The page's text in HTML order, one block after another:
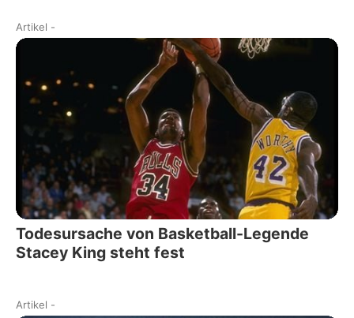
Artikel -
Todesursache von Basketball-Legende
Stacey King steht fest
Artikel -